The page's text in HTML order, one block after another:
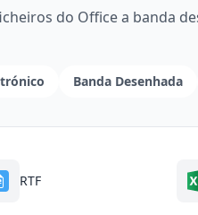
do Office a banda
Banda Desenhada
RTF